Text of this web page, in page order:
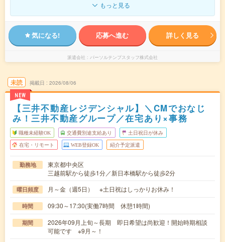
もっと見る
気になる! 応募へ進む 詳しく見る
派遣会社 パーソルテンプスタッフ株式会社
未読
NEW
掲載日 2026/08/06
【三井不動産レジデンシャル】＼CMでおなじ
み！三井不動産グループ／在宅あり×事務
職種未経験OK 交通費別途支給あり 土日祝日が休み
在宅・リモート WEB登録OK 紹介予定派遣
勤務地
東京都中央区
三越前駅から徒歩1分／新日本橋駅から徒歩2分
曜日頻度 月～金（週5日） ※土日祝はしっかりお休み！
時間 09:30～17:30(実働7時間 休憩1時間)
期間
2026年09月上旬～長期 即日希望は尚歓迎！開始時期相談
可能です ※9月～！